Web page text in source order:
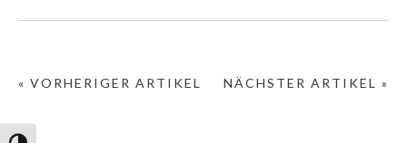
NÄCHSTER ARTIKEL »
« VORHERIGER ARTIKEL